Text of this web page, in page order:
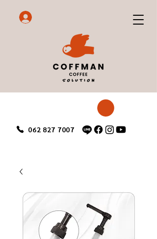
062 827 7007